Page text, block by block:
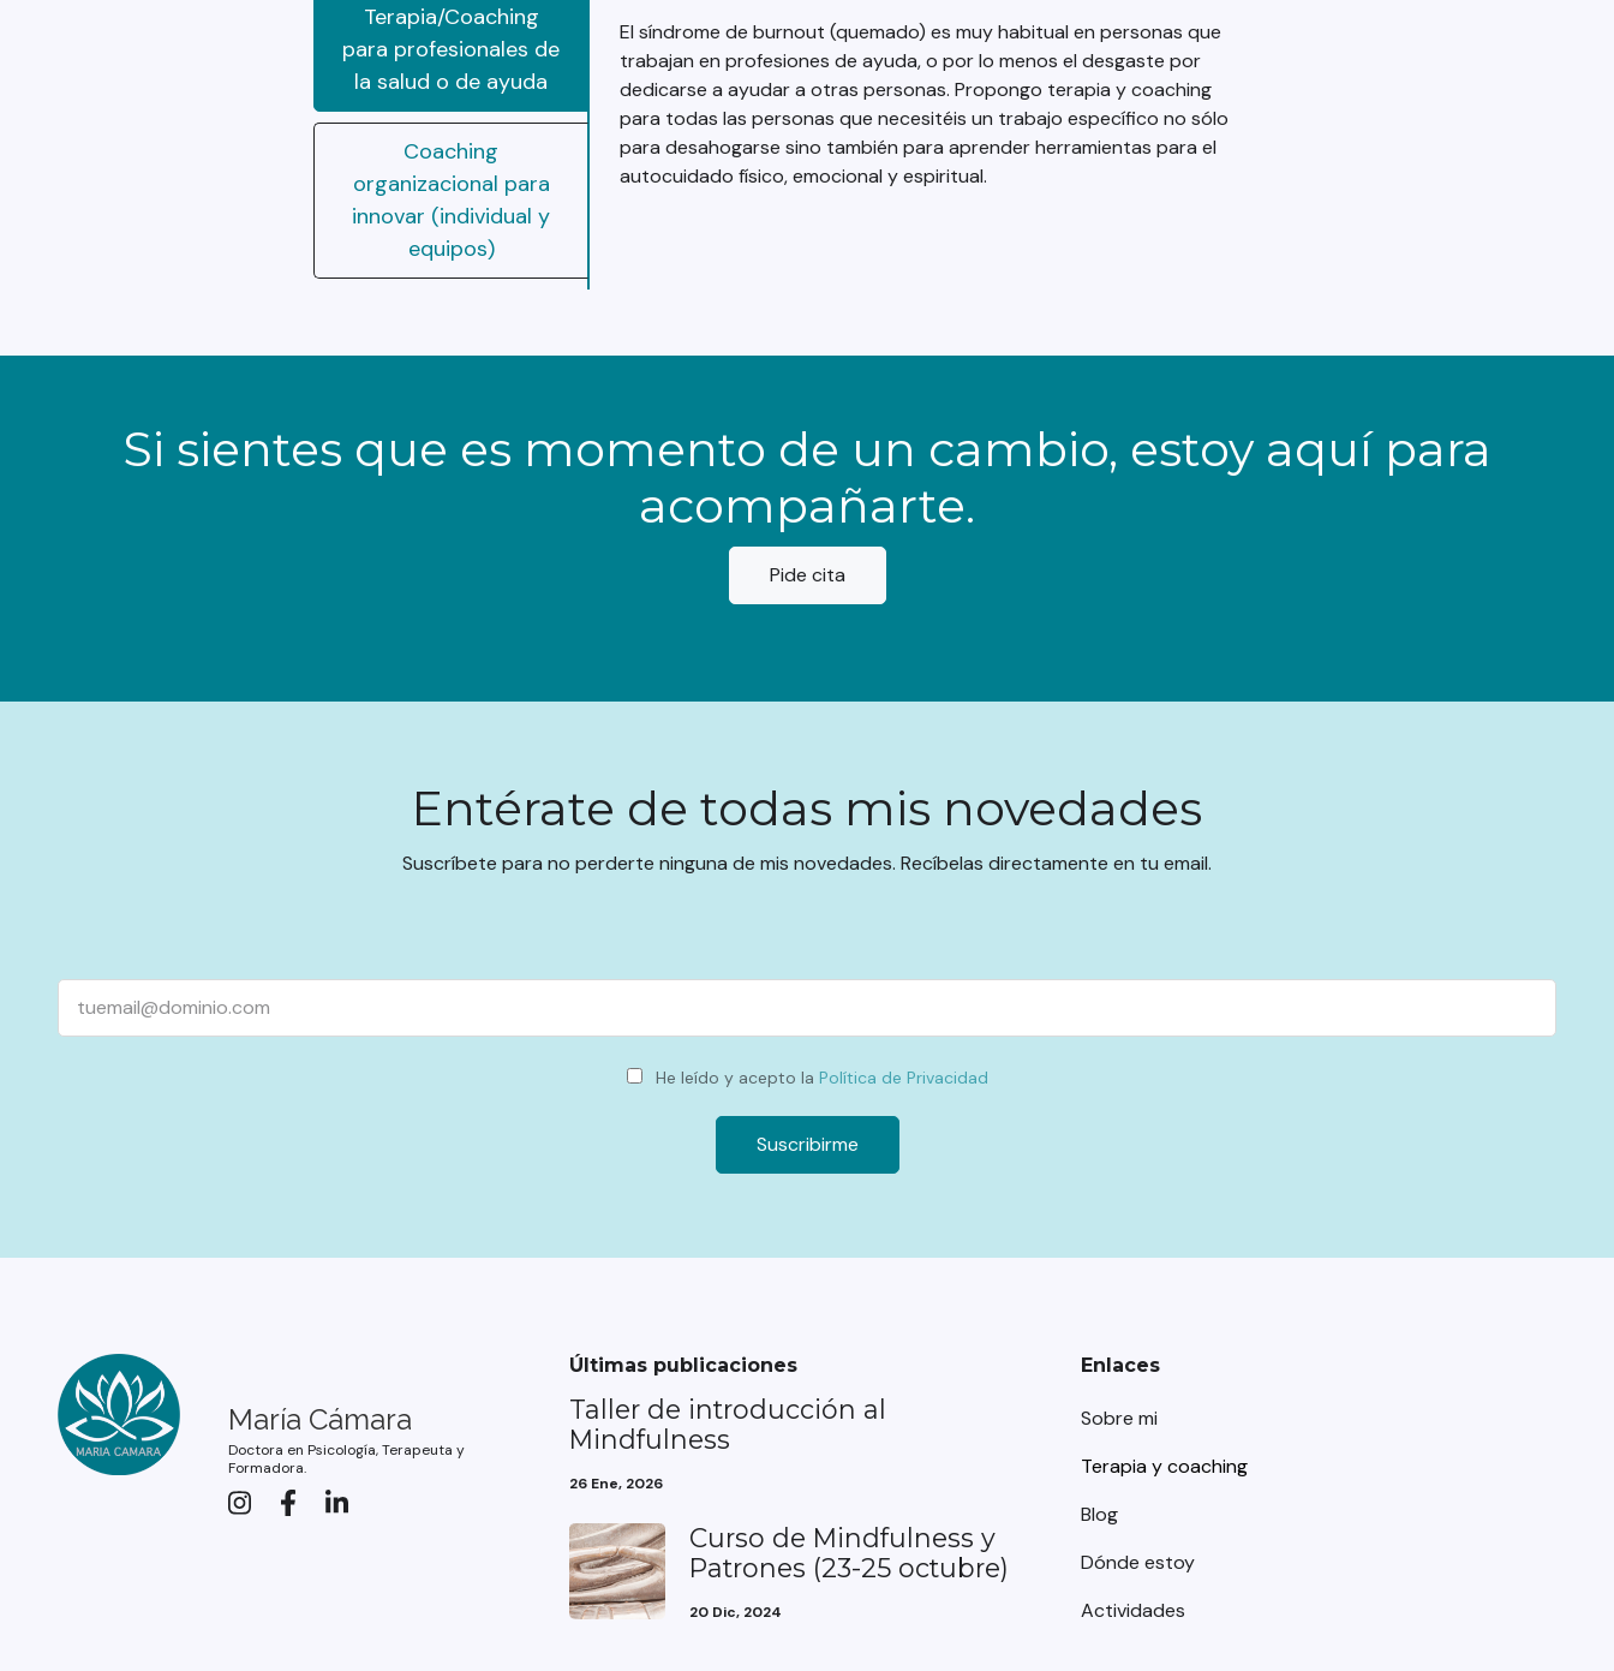
Terapia/Coaching
para profesionales de
la salud o de ayuda
Coaching
organizacional para
innovar (individual y
equipos)
El síndrome de burnout (quemado) es muy habitual en personas que
trabajan en profesiones de ayuda, o por lo menos el desgaste por
dedicarse a ayudar a otras personas. Propongo terapia y coaching
para todas las personas que necesitéis un trabajo específico no sólo
para desahogarse sino también para aprender herramientas para el
autocuidado físico, emocional y espiritual.
Si sientes que es momento de un cambio, estoy aquí para
acompañarte.
Pide cita
Entérate de todas mis novedades
Suscríbete para no perderte ninguna de mis novedades. Recíbelas directamente en tu email.
He leído y acepto la Política de Privacidad
María Cámara
Doctora en Psicología, Terapeuta y
Formadora.
Últimas publicaciones
Taller de introducción al
Mindfulness
26 Ene, 2026
Curso de Mindfulness y
Patrones (23-25 octubre)
20 Dic, 2024
Enlaces
Sobre mi
Terapia y coaching
Blog
Dónde estoy
Actividades